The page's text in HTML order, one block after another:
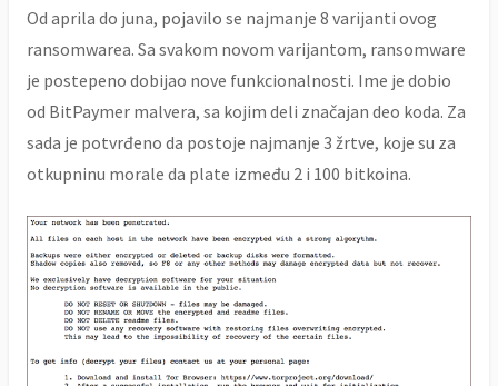
Od aprila do juna, pojavilo se najmanje 8 varijanti ovog
ransomwarea. Sa svakom novom varijantom, ransomware
je postepeno dobijao nove funkcionalnosti. Ime je dobio
od BitPaymer malvera, sa kojim deli značajan deo koda. Za
sada je potvrđeno da postoje najmanje 3 žrtve, koje su za
otkupninu morale da plate između 2 i 100 bitkoina.